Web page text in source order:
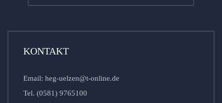
KONTAKT
Email: heg-uelzen@t-online.de
Tel. (0581) 9765100